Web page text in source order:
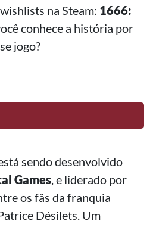
na Steam: 1666:
conhece a história por
jogo?
sendo desenvolvido
Games, e liderado por
os fãs da franquia
Désilets. Um